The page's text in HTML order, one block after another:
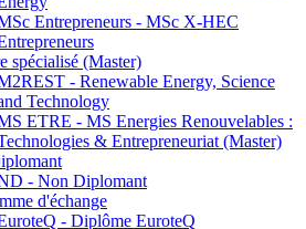
Entrepreneurs - MSc X-HEC
spécialisé (Master)
- Renewable Energy, Science
Technology
ETRE - MS Energies Renouvelables :
& Entrepreneuriat (Master)
- Non Diplomant
d'échange
- Diplôme EuroteQ